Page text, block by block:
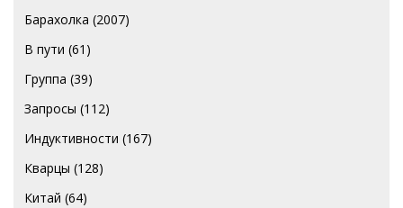
Барахолка (2007)
В пути (61)
Группа (39)
Запросы (112)
Индуктивности (167)
Кварцы (128)
Китай (64)